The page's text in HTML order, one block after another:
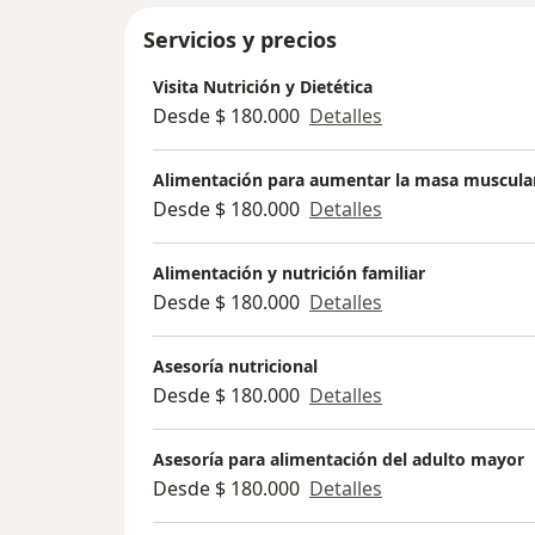
Servicios y precios
Visita Nutrición y Dietética
Desde $ 180.000 Detalles
Alimentación para aumentar la masa
Desde $ 180.000 Detalles
Alimentación y nutrición familiar
Desde $ 180.000 Detalles
Asesoría nutricional
Desde $ 180.000 Detalles
Asesoría para alimentación del adulto mayor
Desde $ 180.000 Detalles